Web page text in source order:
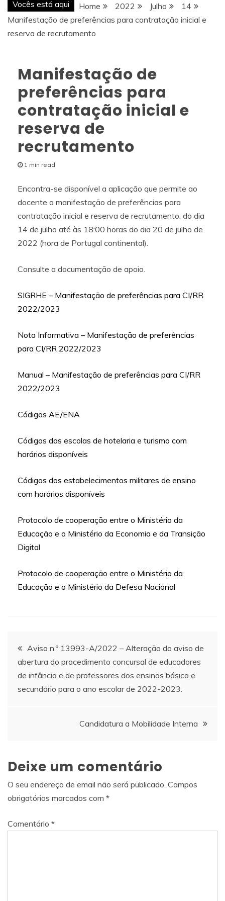
Vocês está aqui Home 2022 Julho
14
Manifestação de preferências para contratação inicial e
reserva de recrutamento
Manifestação de
preferências para
contratação inicial e
reserva de
recrutamento
1 min read
Encontra-se disponível a aplicação que permite ao
docente a manifestação de preferências para
contratação inicial e reserva de recrutamento, do dia
14 de julho até às 18:00 horas do dia 20 de julho de
2022 (hora de Portugal continental).
Consulte a documentação de apoio.
SIGRHE – Manifestação de preferências para CI/RR
2022/2023
Nota Informativa – Manifestação de preferências
para CI/RR 2022/2023
Manual – Manifestação de preferências para CI/RR
2022/2023
Códigos AE/ENA
Códigos das escolas de hotelaria e turismo com
horários disponíveis
Códigos dos estabelecimentos militares de ensino
com horários disponíveis
Protocolo de cooperação entre o Ministério da
Educação e o Ministério da Economia e da Transição
Digital
Protocolo de cooperação entre o Ministério da
Educação e o Ministério da Defesa Nacional
Navegação
de
artigos
Aviso n.º 13993-A/2022 – Alteração do aviso de
abertura do procedimento concursal de educadores
de infância e de professores dos ensinos básico e
secundário para o ano escolar de 2022-2023.
Candidatura a Mobilidade Interna
Deixe um comentário
O seu endereço de email não será publicado. Campos
obrigatórios marcados com *
Comentário *